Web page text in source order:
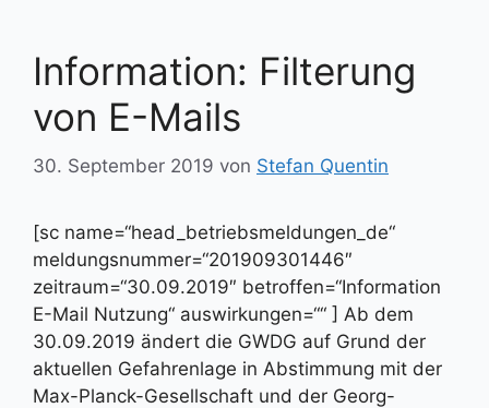
Information: Filterung
von E-Mails
30. September 2019 von Stefan Quentin
[sc name=“head_betriebsmeldungen_de“
meldungsnummer=“201909301446″
zeitraum=“30.09.2019″ betroffen=“Information
E-Mail Nutzung“ auswirkungen=““ ] Ab dem
30.09.2019 ändert die GWDG auf Grund der
aktuellen Gefahrenlage in Abstimmung mit der
Max-Planck-Gesellschaft und der Georg-